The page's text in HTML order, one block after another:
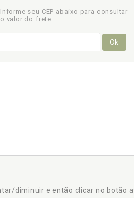
Informe seu CEP abaixo para consultar
o valor do frete.
Ok
diminuir e então clicar no botão